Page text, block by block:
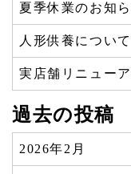
夏季休業のお知
人形供養について
実店舗リニュー
過去の投稿
2026年2月